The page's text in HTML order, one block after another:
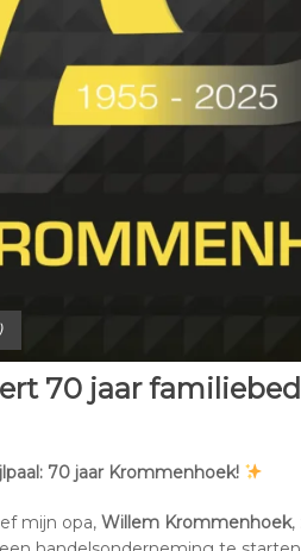
70 jaar
70 jaar Krommenhoek!
mijn opa, Willem Krommenhoek,